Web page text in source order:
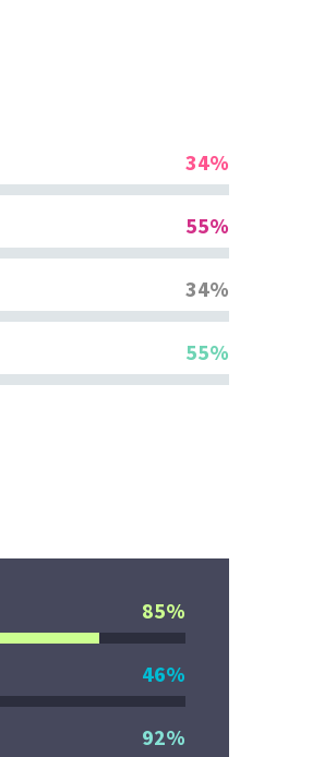
34%
55%
34%
55%
85%
46%
92%